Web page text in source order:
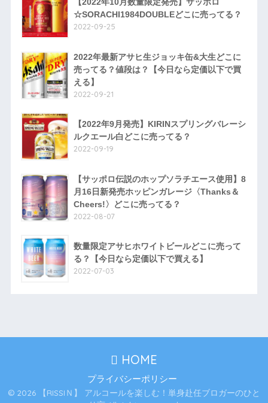
【2022年10月数量限定発売】サッポロ
☆SORACHI1984DOUBLEどこに売ってる？
2022-09-25
2022年最新アサヒ生ジョッキ缶&大生どこに
売ってる？値段は？【今日なら定価以下で買
える】
2022-09-21
【2022年9月発売】KIRINスプリングバレーシ
ルクエール白どこに売ってる？
2022-09-19
【サッポロ伝説のホップソラチエース使用】8
月16日新発売ホッピンガレージ〈Thanks＆
Cheers!〉どこに売ってる？
2022-08-07
数量限定アサヒホワイトビールどこに売って
る？【今日なら定価以下で買える】
2022-07-03
HOME
プライバシーポリシー
© 2026 【RISSIＮ】 アルコールを楽しむ！単身赴任ブロガーのひと